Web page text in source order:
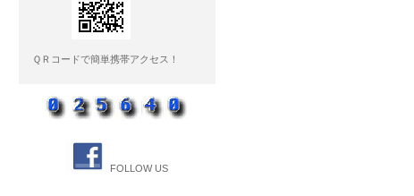
ＱＲコードで簡単携帯アクセス！
FOLLOW US